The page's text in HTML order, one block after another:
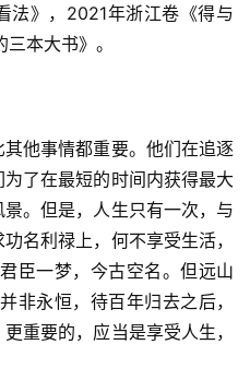
法》，2021年浙江卷《得与
本大书》。
他事情都重要。他们在追逐
了在最短的时间内获得最大
。但是，人生只有一次，与
名利禄上，何不享受生活，
臣一梦，今古空名。但远山
非永恒，待百年归去之后，
重要的，应当是享受人生，